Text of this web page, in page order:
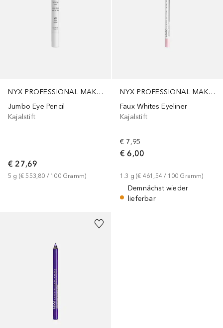
NYX PROFESSIONAL MAKEUP
Jumbo Eye Pencil
Kajalstift
€ 27,69
5 g (€ 553,80 / 100 Gramm)
NYX PROFESSIONAL MAKEUP
Faux Whites Eyeliner
Kajalstift
€ 7,95
€ 6,00
1.3 g (€ 461,54 / 100 Gramm)
Demnächst wieder
lieferbar